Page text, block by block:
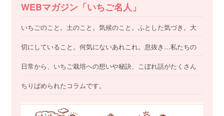
WEBマガジン「いちご名人」
いちごのこと。土のこと。気候のこと。ふとした気づき。大
切にしていること。何気にないあれこれ。息抜き…私たちの
日常から、いちご栽培への想いや秘訣、こぼれ話がたくさん
ちりばめられたコラムです。